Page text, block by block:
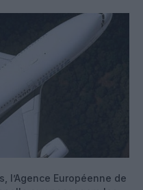
l’Agence Européenne de